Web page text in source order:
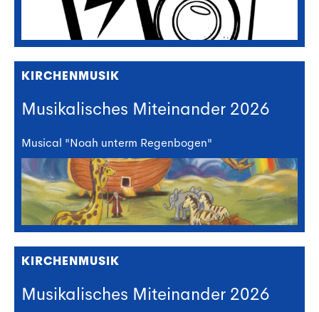
KIRCHENMUSIK
Musikalisches Miteinander 2026
Musical "Noah unterm Regenbogen"
KIRCHENMUSIK
Musikalisches Miteinander 2026